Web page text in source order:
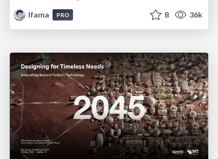
lfama
PRO 8 36k